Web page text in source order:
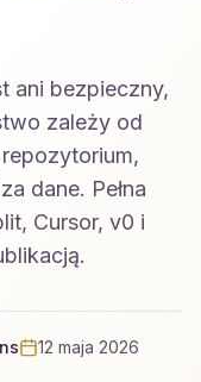
ani bezpieczny,
zależy od
dane. Pełna
Cursor, v0 i
12 maja 2026